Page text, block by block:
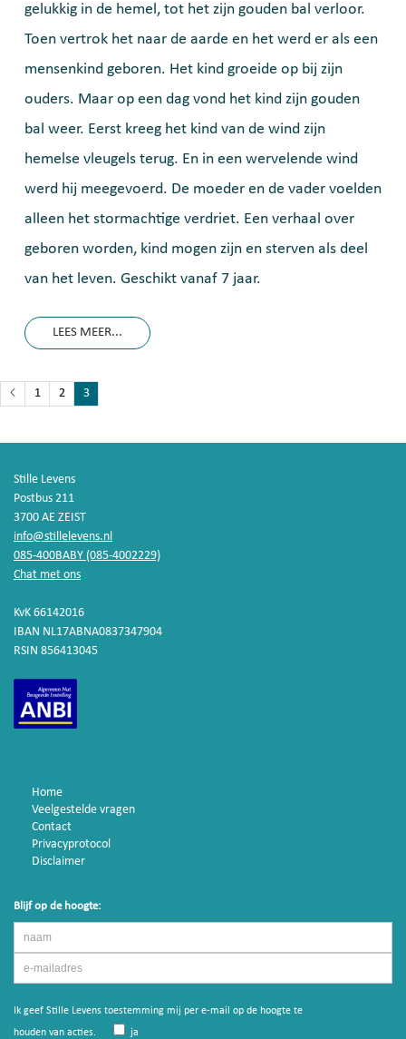
gelukkig in de hemel, tot het zijn gouden bal verloor.
Toen vertrok het naar de aarde en het werd er als een
mensenkind geboren. Het kind groeide op bij zijn
ouders. Maar op een dag vond het kind zijn gouden
bal weer. Eerst kreeg het kind van de wind zijn
hemelse vleugels terug. En in een wervelende wind
werd hij meegevoerd. De moeder en de vader voelden
alleen het stormachtige verdriet. Een verhaal over
geboren worden, kind mogen zijn en sterven als deel
van het leven. Geschikt vanaf 7 jaar.
LEES MEER...
1 2 3
Stille Levens
Postbus 211
3700 AE ZEIST
info@stillelevens.nl
085-400BABY (085-4002229)
Chat met ons
KvK 66142016
IBAN NL17ABNA0837347904
RSIN 856413045
Home
Veelgestelde vragen
Contact
Privacyprotocol
Disclaimer
Blijf op de hoogte:
Ik geef Stille Levens toestemming mij per e-mail op de hoogte te
houden van acties.
ja